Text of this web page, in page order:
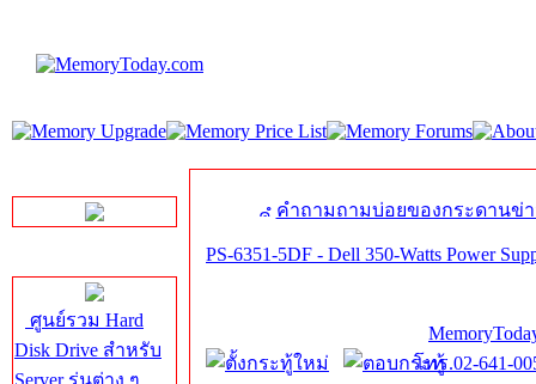
ศูนย์รวม Hard
Disk Drive สำหรับ
Server รุ่นต่าง ๆ
คำถามถามบ่อยของกระดานข่
PS-6351-5DF - Dell 350-Watts Power
โทร.02-641-